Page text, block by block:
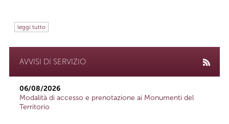
leggi tutto
AVVISI DI SERVIZIO
06/08/2026
Modalità di accesso e prenotazione ai Monumenti del
Territorio